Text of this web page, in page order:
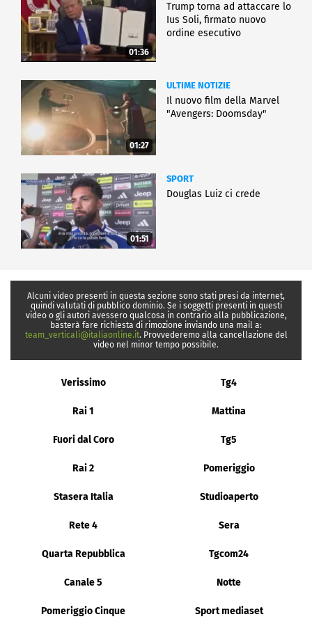
01:36
Trump torna ad attaccare lo
Ius Soli, firmato nuovo
ordine esecutivo
01:27
ULTIME NOTIZIE
Il nuovo film della Marvel
"Avengers: Doomsday"
01:51
SPORT
Douglas Luiz ci crede
Alcuni video presenti in questa sezione sono stati presi da internet,
quindi valutati di pubblico dominio. Se i soggetti presenti in questi
video o gli autori avessero qualcosa in contrario alla pubblicazione,
basterà fare richiesta di rimozione inviando una mail a:
team_verticali@italiaonline.it. Provvederemo alla cancellazione del
video nel minor tempo possibile.
Verissimo Tg4
Rai 1 Mattina
Fuori dal Coro Tg5
Rai 2 Pomeriggio
Stasera Italia Studioaperto
Rete 4 Sera
Quarta Repubblica Tgcom24
Canale 5 Notte
Pomeriggio Cinque Sport mediaset